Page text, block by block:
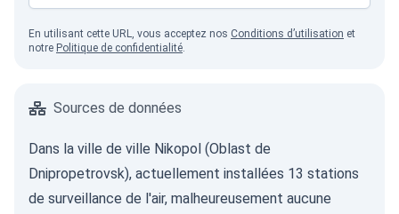
En utilisant cette URL, vous acceptez nos Conditions d’utilisation et
notre Politique de confidentialité.
Sources de données
Dans la ville de ville Nikopol (Oblast de
Dnipropetrovsk), actuellement installées 13 stations
de surveillance de l'air, malheureusement aucune